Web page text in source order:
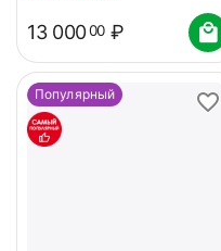
13 00000 ₽
Популярный